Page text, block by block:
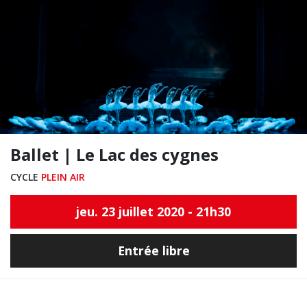
Ballet | Le Lac des cygnes
CYCLE PLEIN AIR
jeu. 23 juillet 2020 - 21h30
Entrée libre